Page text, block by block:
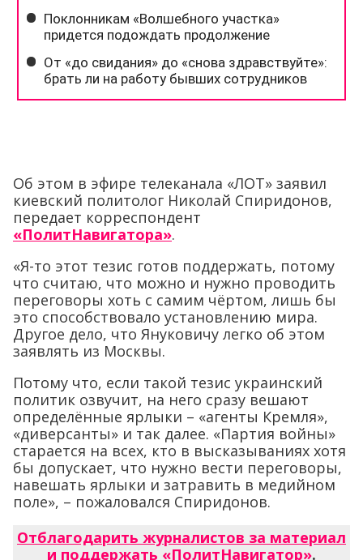
Об этом в эфире телеканала «ЛОТ» заявил
киевский политолог Николай Спиридонов,
передает корреспондент
«ПолитНавигатора».
«Я-то этот тезис готов поддержать, потому
что считаю, что можно и нужно проводить
переговоры хоть с самим чёртом, лишь бы
это способствовало установлению мира.
Другое дело, что Януковичу легко об этом
заявлять из Москвы.
Потому что, если такой тезис украинский
политик озвучит, на него сразу вешают
определённые ярлыки – «агенты Кремля»,
«диверсанты» и так далее. «Партия войны»
старается на всех, кто в высказываниях хотя
бы допускает, что нужно вести переговоры,
навешать ярлыки и затравить в медийном
поле», – пожаловался Спиридонов.
Отблагодарить журналистов за материал
и поддержать «ПолитНавигатор».